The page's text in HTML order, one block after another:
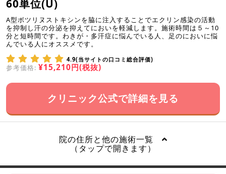
60単位(U)
A型ボツリヌストキシンを脇に注入することでエクリン感染の活動
を抑制し汗の分泌を抑えてにおいを軽減します。施術時間は５～10
分と短時間です。わきが・多汗症に悩んでいる人、足のにおいに悩
んでいる人にオススメです。
4.9(当サイトの口コミ総合評価)
参考価格: ¥15,210円(税抜)
クリニック公式で詳細を見る
院の住所と他の施術一覧
（タップで開きます）